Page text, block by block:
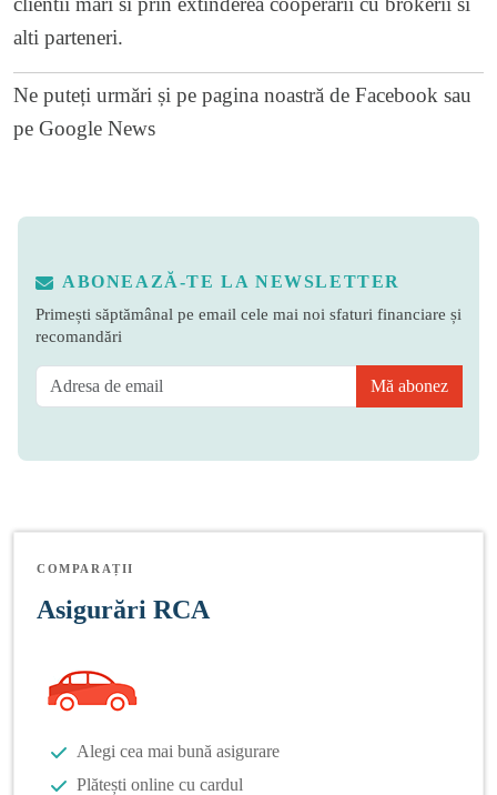
alti parteneri.
Ne puteți urmări și pe pagina noastră de Facebook sau
pe Google News
ABONEAZĂ-TE LA NEWSLETTER
Primești săptămânal pe email cele mai noi sfaturi financiare și
recomandări
Mă abonez
COMPARAȚII
Asigurări RCA
Alegi cea mai bună asigurare
Plătești online cu cardul